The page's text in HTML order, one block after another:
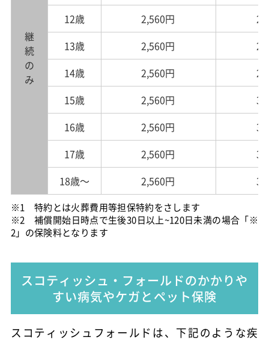
継続のみ
12歳
13歳
14歳
15歳
16歳
17歳
18歳～
2,560円
2,560円
2,560円
2,560円
2,560円
2,560円
2,560円
※1 特約とは火葬費用等担保特約をさします
※2 補償開始日時点で生後30日以上~120日未満の場合「※
2」の保険料となります
スコティッシュ・フォールドのかかりや
すい病気やケガとペット保険
スコティッシュフォールドは、下記のような疾